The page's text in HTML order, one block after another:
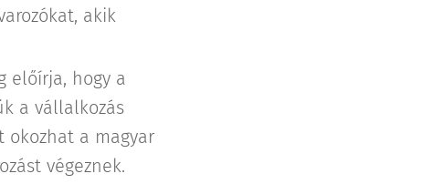
akik
előírja, hogy a
a vállalkozás
okozhat a magyar
végeznek.